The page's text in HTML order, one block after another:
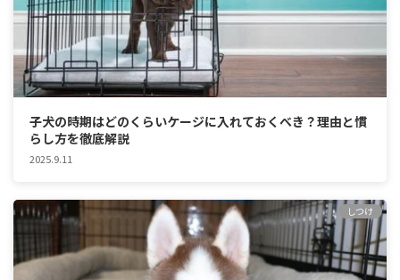
子犬の時期はどのくらいケージに入れておくべき？理由と慣
らし方を徹底解説
2025.9.11
しつけ